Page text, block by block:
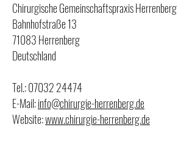
Chirurgische Gemeinschaftspraxis Herrenberg
Bahnhofstraße 13
71083 Herrenberg
Deutschland
Tel.:07032 24474
E-Mail:info@chirurgie-herrenberg.de
Website:www.chirurgie-herrenberg.de